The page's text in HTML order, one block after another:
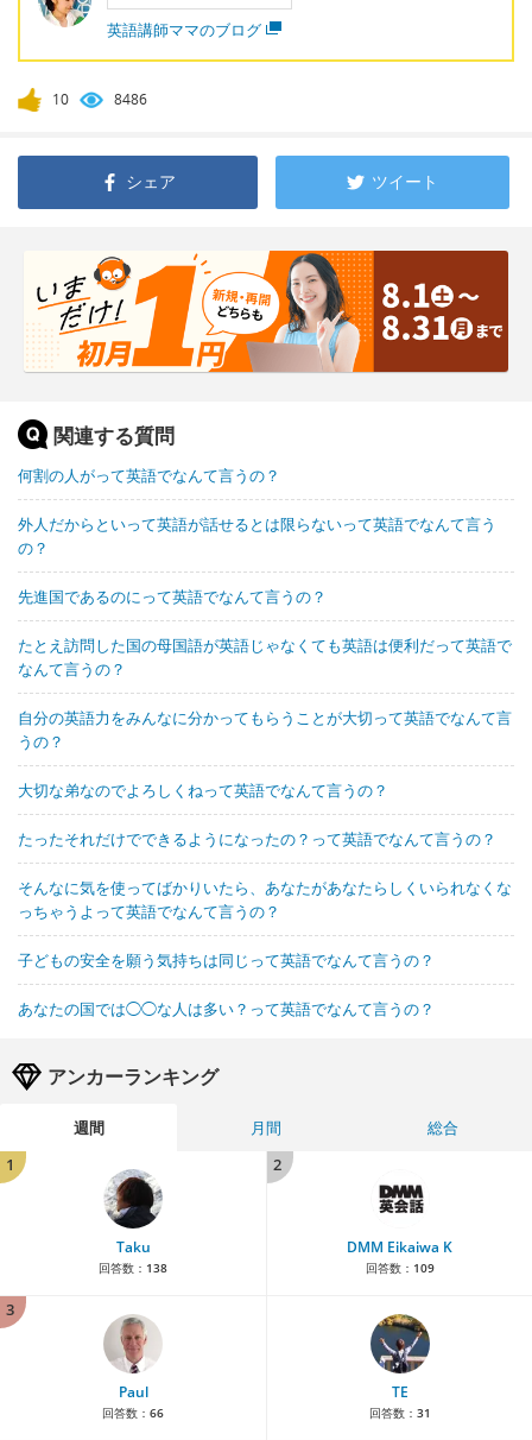
英語講師ママのブログ
10 8486
シェア ツイート
関連する質問
何割の人がって英語でなんて言うの？
外人だからといって英語が話せるとは限らないって英語でなんて言う
の？
先進国であるのにって英語でなんて言うの？
たとえ訪問した国の母国語が英語じゃなくても英語は便利だって英語で
なんて言うの？
自分の英語力をみんなに分かってもらうことが大切って英語でなんて言
うの？
大切な弟なのでよろしくねって英語でなんて言うの？
たったそれだけでできるようになったの？って英語でなんて言うの？
そんなに気を使ってばかりいたら、あなたがあなたらしくいられなくな
っちゃうよって英語でなんて言うの？
子どもの安全を願う気持ちは同じって英語でなんて言うの？
あなたの国では◯◯な人は多い？って英語でなんて言うの？
アンカーランキング
週間 月間
総合
1
Taku
回答数： 138
2
DMM Eikaiwa K
回答数： 109
3
Paul
回答数： 66
TE
回答数： 31